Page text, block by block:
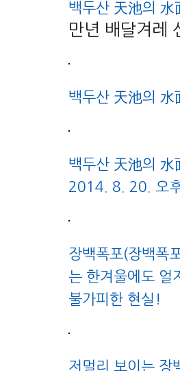
백두산 天池의
만년 배달겨레
백두산 天池의
백두산 天池의
2014. 8. 20. 오후
장백폭포(장백폭
는 한겨울에도 얼
불가피한 현실!
저멀리 보이는 장